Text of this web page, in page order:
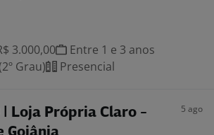
3.000,00
Entre 1 e 3 anos
Grau)
Presencial
| Loja Própria Claro -
5 ago